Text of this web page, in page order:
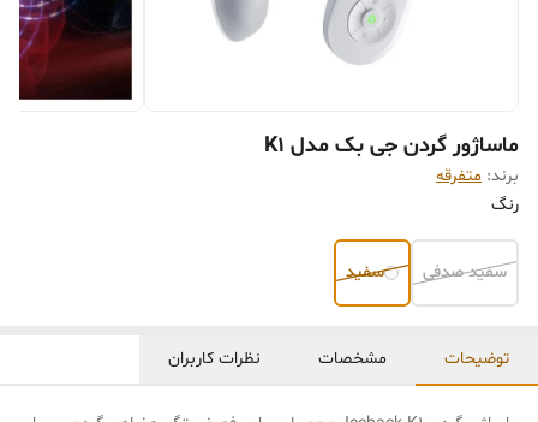
ماساژور گردن جی بک مدل K1
برند: متفرقه
رنگ
سفید صدفی سفید
توضیحات مشخصات نظرات کاربران